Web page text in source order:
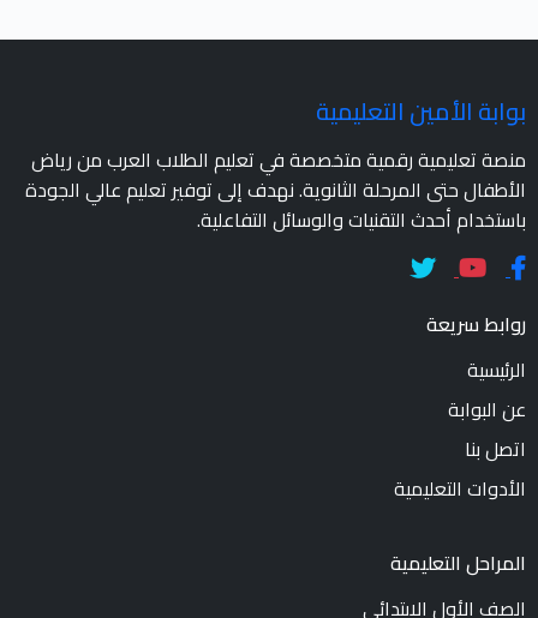
بوابة الأمين التعليمية
منصة تعليمية رقمية متخصصة في تعليم الطلاب العرب من رياض
الأطفال حتى المرحلة الثانوية. نهدف إلى توفير تعليم عالي الجودة
باستخدام أحدث التقنيات والوسائل التفاعلية.
روابط سريعة
الرئيسية
عن البوابة
اتصل بنا
الأدوات التعليمية
المراحل التعليمية
الصف الأول الابتدائي